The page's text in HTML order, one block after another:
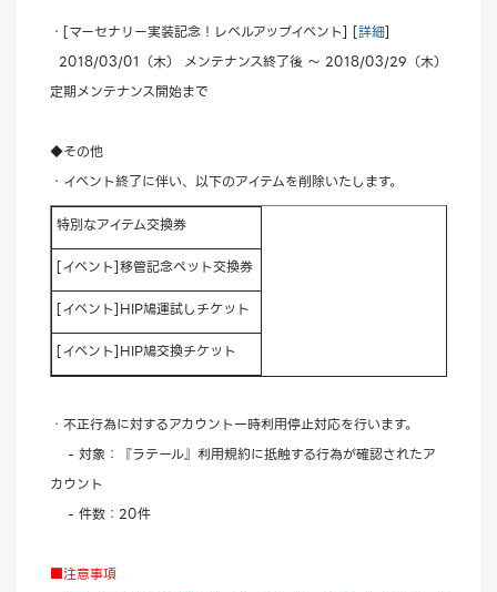
・[マーセナリー実装記念！レベルアップイベント] [詳細]
2018/03/01（木） メンテナンス終了後 ～ 2018/03/29（木）
定期メンテナンス開始まで
◆その他
・イベント終了に伴い、以下のアイテムを削除いたします。
特別なアイテム交換券
[イベント]移管記念ペット交換券
[イベント]HIP鳩運試しチケット
[イベント]HIP鳩交換チケット
・不正行為に対するアカウント一時利用停止対応を行います。
- 対象：『ラテール』利用規約に抵触する行為が確認されたア
カウント
- 件数：20件
■注意事項